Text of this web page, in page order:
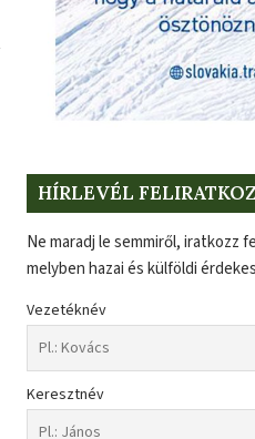
HÍRLEVÉL
Ne maradj le semmiről, iratkozz
melyben hazai és külföldi
Vezetéknév
Keresztnév